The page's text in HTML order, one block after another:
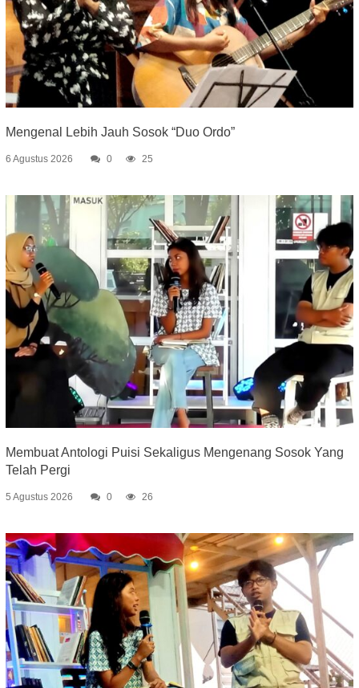
Mengenal Lebih Jauh Sosok “Duo Ordo”
6 Agustus 2026 0 25
Membuat Antologi Puisi Sekaligus Mengenang Sosok Yang
Telah Pergi
5 Agustus 2026 0 26